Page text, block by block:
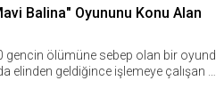
Balina" Oyununu Konu Alan
gencin ölümüne sebep olan bir oyund
elinden geldiğince işlemeye çalışan bi